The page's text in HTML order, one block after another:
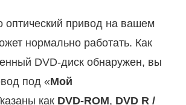
оптический привод на вашем
нормально работать. Как
DVD-диск обнаружен, вы
под «Мой
как DVD-ROM, DVD R /